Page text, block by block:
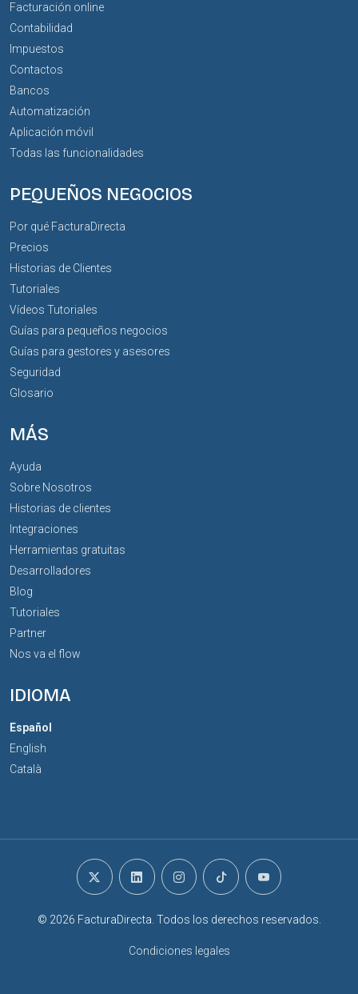
Facturación online
Contabilidad
Impuestos
Contactos
Bancos
Automatización
Aplicación móvil
Todas las funcionalidades
PEQUEÑOS NEGOCIOS
Por qué FacturaDirecta
Precios
Historias de Clientes
Tutoriales
Vídeos Tutoriales
Guías para pequeños negocios
Guías para gestores y asesores
Seguridad
Glosario
MÁS
Ayuda
Sobre Nosotros
Historias de clientes
Integraciones
Herramientas gratuitas
Desarrolladores
Blog
Tutoriales
Partner
Nos va el flow
IDIOMA
Español
English
Català
© 2026 FacturaDirecta. Todos los derechos reservados.
Condiciones legales